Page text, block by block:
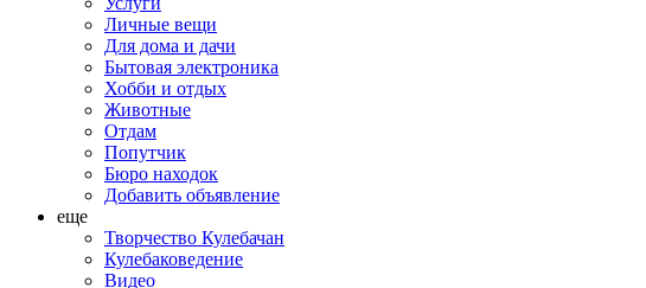
Личные вещи
Для дома и дачи
Бытовая электроника
Хобби и отдых
Животные
Отдам
Попутчик
Бюро находок
Добавить объявление
еще
Творчество Кулебачан
Кулебаковедение
Видео